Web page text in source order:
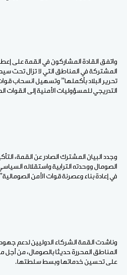
واتفق القادة المشاركون في القمة على
المشتركة في المناطق التي لا تزال تحت
تحرير البلاد بأكملها” وتسهيل انسحاب
التدريجي للمسؤوليات الأمنية إلى القوات
وجدد البيان المشترك الصادر عن القمة،
الصومال ووحدته الترابية واستقلاله
في إعادة بناء وعصرنة قوات الأمن
وناشدت القمة الشركاء الدوليين لدعم
المناطق المحررة حديثا بالصومال، من أجل
على تحسين خدماتها وبسط سلطتها.